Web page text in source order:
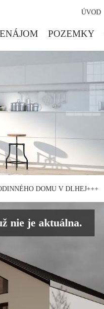
ÚVOD
POZEMKY
DOMU V DLHEJ+++
nie je aktuálna.